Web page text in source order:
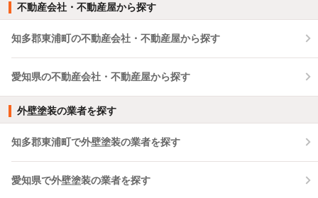
不動産会社・不動産屋から探す
知多郡東浦町の不動産会社・不動産屋から探す
愛知県の不動産会社・不動産屋から探す
外壁塗装の業者を探す
知多郡東浦町で外壁塗装の業者を探す
愛知県で外壁塗装の業者を探す